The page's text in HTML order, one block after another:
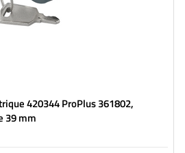
420344 ProPlus 361802,
39 mm